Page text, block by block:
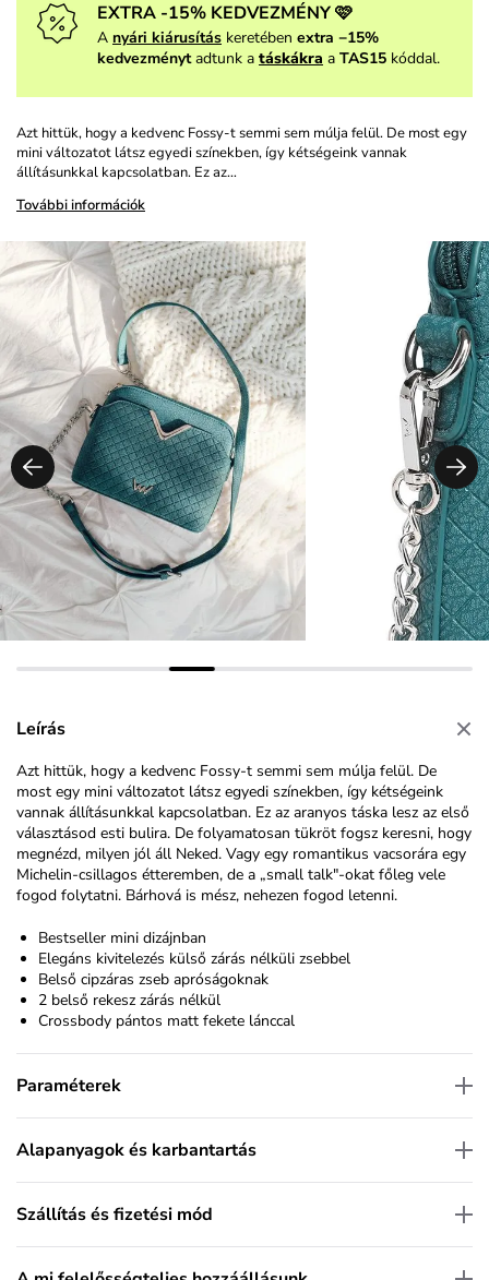
EXTRA -15% KEDVEZMÉNY 🩷
A nyári kiárusítás keretében extra −15%
kedvezménytadtunk a táskákra a TAS15 kóddal.
Azt hittük, hogy a kedvenc Fossy-t semmi sem múlja felül. De most egy
mini változatot látsz egyedi színekben, így kétségeink vannak
állításunkkal kapcsolatban. Ez az…
További információk
Leírás
Azt hittük, hogy a kedvenc Fossy-t semmi sem múlja felül. De
most egy mini változatot látsz egyedi színekben, így kétségeink
vannak állításunkkal kapcsolatban. Ez az aranyos táska lesz az első
választásod esti bulira. De folyamatosan tükröt fogsz keresni, hogy
megnézd, milyen jól áll Neked. Vagy egy romantikus vacsorára egy
Michelin-csillagos étteremben, de a „small talk"-okat főleg vele
fogod folytatni. Bárhová is mész, nehezen fogod letenni.
Bestseller mini dizájnban
Elegáns kivitelezés külső zárás nélküli zsebbel
Belső cipzáras zseb apróságoknak
2 belső rekesz zárás nélkül
Crossbody pántos matt fekete lánccal
Paraméterek
Alapanyagok és karbantartás
Szállítás és fizetési mód